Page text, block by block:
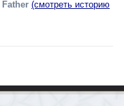
(смотреть историю